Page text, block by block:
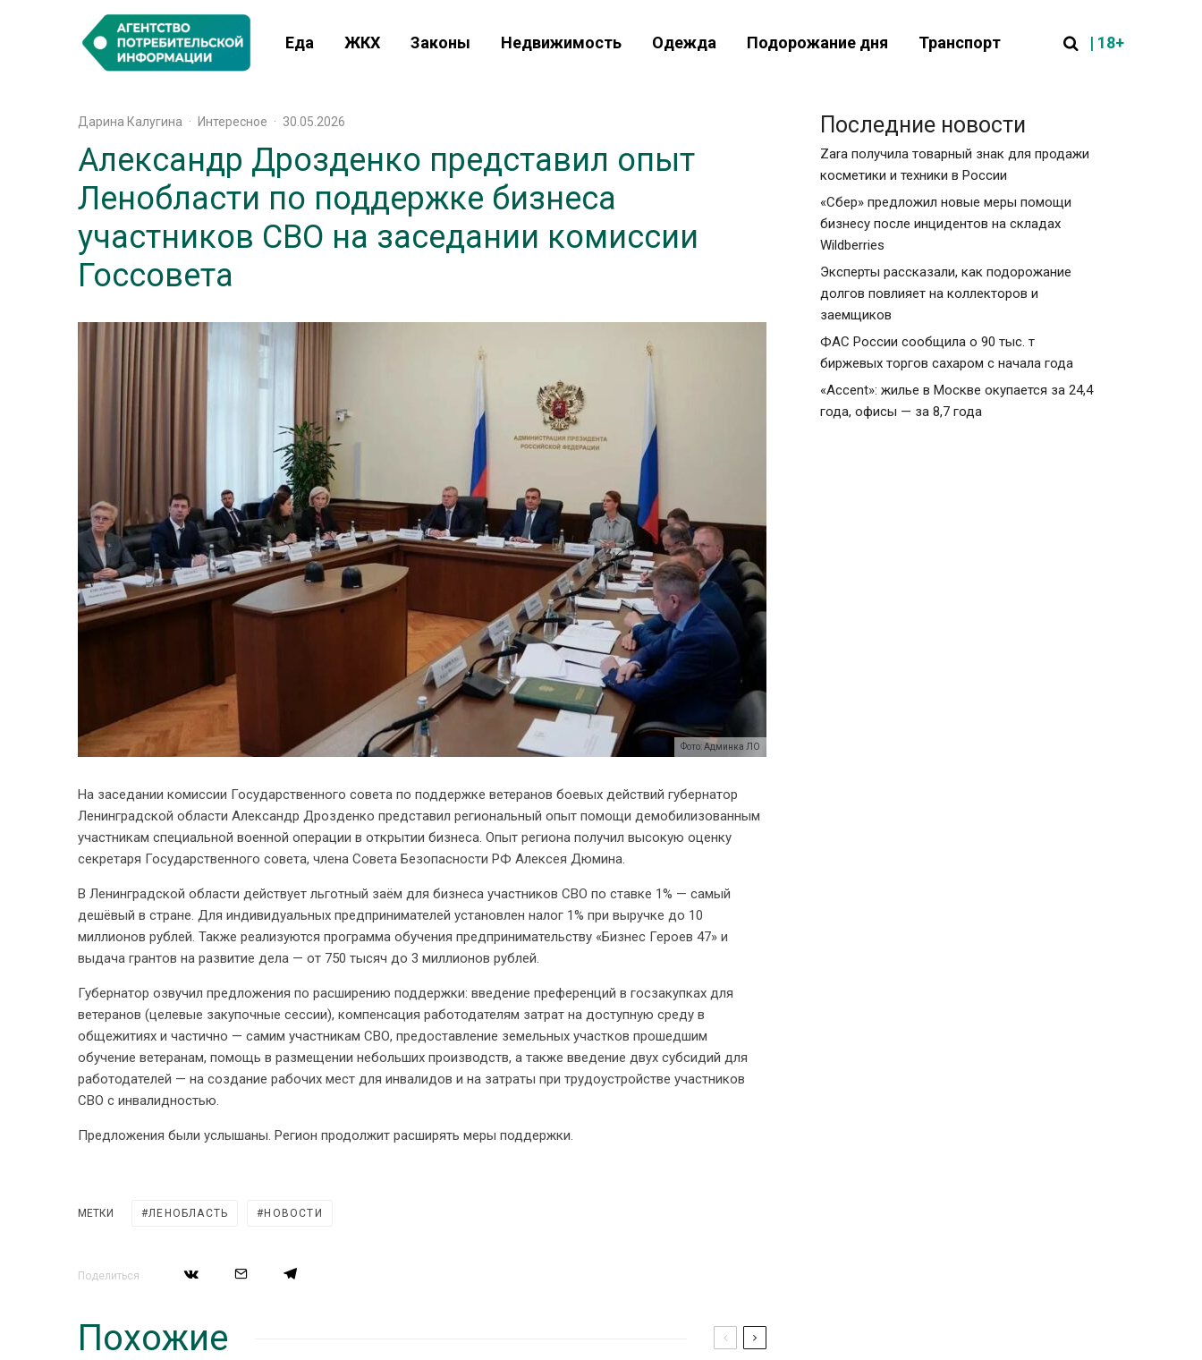
Еда ЖКХ Законы Недвижимость Одежда Подорожание дня Транспорт | 18+
Дарина Калугина · Интересное · 30.05.2026
Александр Дрозденко представил опыт
Ленобласти по поддержке бизнеса
участников СВО на заседании комиссии
Госсовета
Фото: Админка ЛО
На заседании комиссии Государственного совета по поддержке ветеранов боевых действий губернатор
Ленинградской области Александр Дрозденко представил региональный опыт помощи демобилизованным
участникам специальной военной операции в открытии бизнеса. Опыт региона получил высокую оценку
секретаря Государственного совета, члена Совета Безопасности РФ Алексея Дюмина.
В Ленинградской области действует льготный заём для бизнеса участников СВО по ставке 1% — самый
дешёвый в стране. Для индивидуальных предпринимателей установлен налог 1% при выручке до 10
миллионов рублей. Также реализуются программа обучения предпринимательству «Бизнес Героев 47» и
выдача грантов на развитие дела — от 750 тысяч до 3 миллионов рублей.
Губернатор озвучил предложения по расширению поддержки: введение преференций в госзакупках для
ветеранов (целевые закупочные сессии), компенсация работодателям затрат на доступную среду в
общежитиях и частично — самим участникам СВО, предоставление земельных участков прошедшим
обучение ветеранам, помощь в размещении небольших производств, а также введение двух субсидий для
работодателей — на создание рабочих мест для инвалидов и на затраты при трудоустройстве участников
СВО с инвалидностью.
Предложения были услышаны. Регион продолжит расширять меры поддержки.
МЕТКИ ЛЕНОБЛАСТЬ НОВОСТИ
Поделиться
Похожие
Последние новости
Zara получила товарный знак для продажи
косметики и техники в России
«Сбер» предложил новые меры помощи
бизнесу после инцидентов на складах
Wildberries
Эксперты рассказали, как подорожание
долгов повлияет на коллекторов и
заемщиков
ФАС России сообщила о 90 тыс. т
биржевых торгов сахаром с начала года
«Accent»: жилье в Москве окупается за 24,4
года, офисы — за 8,7 года